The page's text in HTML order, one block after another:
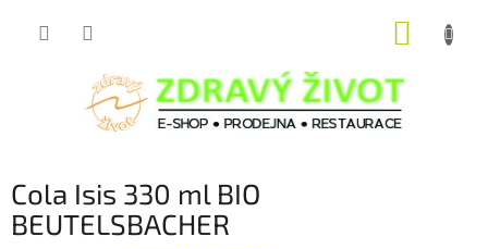
Cola Isis 330 ml BIO
BEUTELSBACHER